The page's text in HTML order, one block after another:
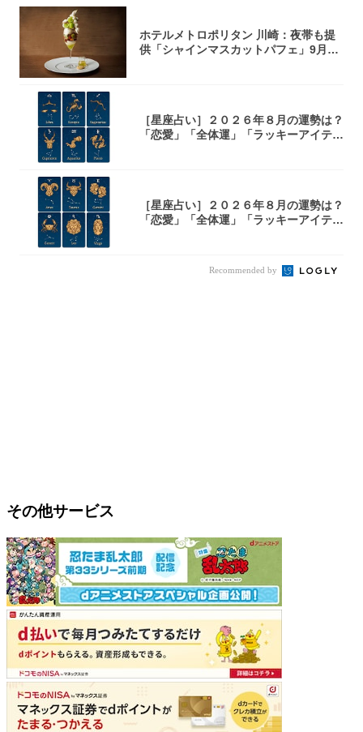
ホテルメトロポリタン 川崎：夜帯も提
供「シャインマスカットパフェ」9月1
［星座占い］２０２６年８月の運勢は？
「恋愛」「全体運」「ラッキーアイテ
［星座占い］２０２６年８月の運勢は？
「恋愛」「全体運」「ラッキーアイテ
Recommended by
その他サービス